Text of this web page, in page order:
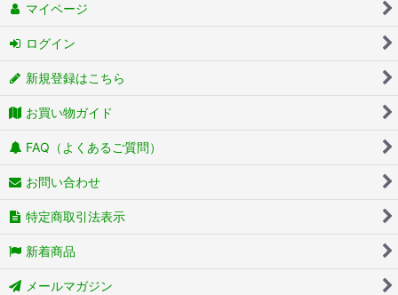
マイページ
ログイン
新規登録はこちら
お買い物ガイド
FAQ（よくあるご質問）
お問い合わせ
特定商取引法表示
新着商品
メールマガジン